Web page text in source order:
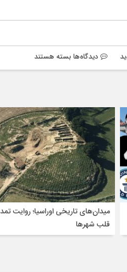
دیدگاه‌ها برای
شهر
بسته هستند
میدان‌های تاریخی اوراسیا؛ روایت
قلب شهرها